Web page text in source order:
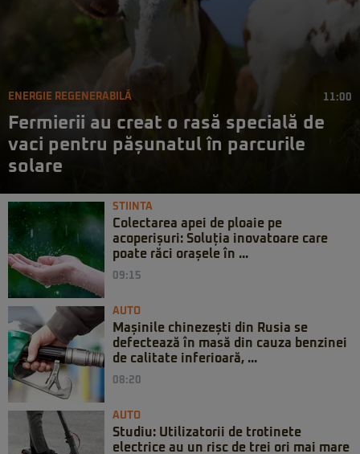
ENERGIE REGENERABILĂ 11:00
Fermierii au creat o rasă specială de
vaci pentru pășunatul în parcurile
solare
STIINTA
Colectarea apei de ploaie pe
acoperișuri: Soluția inovatoare care
poate răci orașele în ...
09:15
AUTO
Mașinile chinezești din Rusia se
defectează în masă din cauza benzinei
de calitate inferioară, ...
08:20
AUTO
Studiu: Utilizatorii de trotinete
electrice au un risc de trei ori mai mare